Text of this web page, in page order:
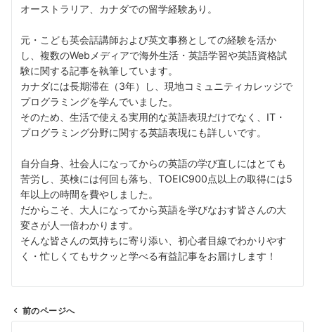
オーストラリア、カナダでの留学経験あり。
元・こども英会話講師および英文事務としての経験を活か
し、複数のWebメディアで海外生活・英語学習や英語資格試
験に関する記事を執筆しています。
カナダには長期滞在（3年）し、現地コミュニティカレッジで
プログラミングを学んでいました。
そのため、生活で使える実用的な英語表現だけでなく、IT・
プログラミング分野に関する英語表現にも詳しいです。
自分自身、社会人になってからの英語の学び直しにはとても
苦労し、英検には何回も落ち、TOEIC900点以上の取得には5
年以上の時間を費やしました。
だからこそ、大人になってから英語を学びなおす皆さんの大
変さが人一倍わかります。
そんな皆さんの気持ちに寄り添い、初心者目線でわかりやす
く・忙しくてもサクッと学べる有益記事をお届けします！
前のページへ